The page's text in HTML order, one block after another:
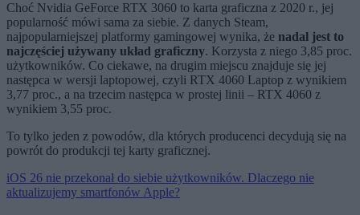
Choć Nvidia GeForce RTX 3060 to karta graficzna z 2020 r., jej
popularność mówi sama za siebie. Z danych Steam,
najpopularniejszej platformy gamingowej wynika, że nadal jest to
najczęściej używany układ graficzny. Korzysta z niego 3,85 proc.
użytkowników. Co ciekawe, na drugim miejscu znajduje się jej
następca w wersji laptopowej, czyli RTX 4060 Laptop z wynikiem
3,77 proc., a na trzecim następca w prostej linii – RTX 4060 z
wynikiem 3,55 proc.
To tylko jeden z powodów, dla których producenci decydują się na
powrót do produkcji tej karty graficznej.
iOS 26 nie przekonał do siebie użytkowników. Dlaczego nie
aktualizujemy smartfonów Apple?